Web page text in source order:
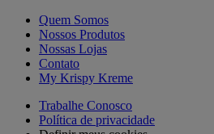
Quem Somos
Nossos Produtos
Nossas Lojas
Contato
My Krispy Kreme
Trabalhe Conosco
Política de privacidade